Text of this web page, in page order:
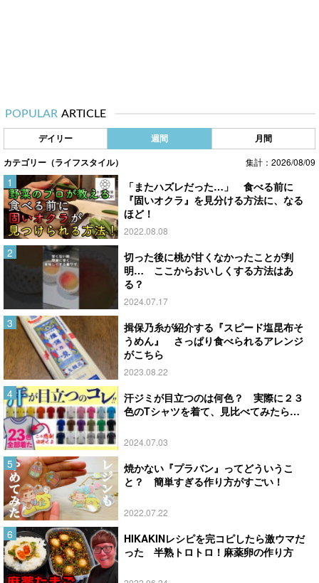
POPULAR ARTICLE
デイリー 週間 月間
カテゴリー（ライフスタイル） 集計：2026/08/09
「またハズレだった…」 食べる前に
『固いオクラ』を見分ける方法に、なる
ほど！
2022.08.08
切った後に桃が甘くなかったことが判
明… ここからおいしくする方法はあ
る？
2024.07.17
揖保乃糸が紹介する『スピード塩昆布そ
うめん』 さっぱり食べられるアレンジ
がこちら
2023.08.22
汗ジミが目立つのは何色？ 実際に２３
色のTシャツを着て、見比べてみたら…
2024.07.03
焼かない『プラバン』ってどういうこ
と？ 簡単すぎる作り方がすごい！
2022.07.22
HIKAKINレシピを完コピしたら激ウマだ
った 半熟トロトロ！麻薬卵の作り方